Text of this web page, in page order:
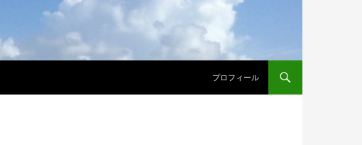
プロフィール